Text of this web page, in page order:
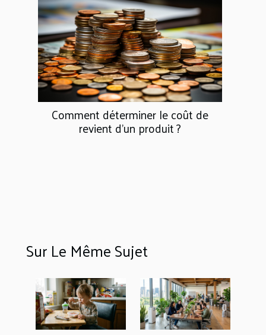
Comment déterminer le coût de
revient d’un produit ?
Sur Le Même Sujet